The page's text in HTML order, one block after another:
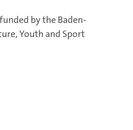
by the Baden-
Youth and Sport